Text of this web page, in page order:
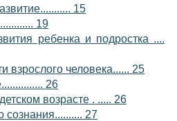
15
19
ребенка и подростка ....
взрослого человека...... 25
26
возрасте . ..... 26
сознания.......... 27